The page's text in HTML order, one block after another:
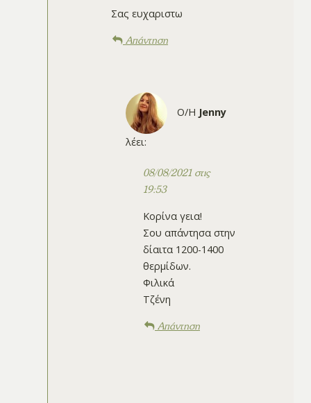
Σας ευχαριστω
Απάντηση
Ο/Η Jenny
λέει:
08/08/2021 στις
19:53
Κορίνα γεια!
Σου απάντησα στην
δίαιτα 1200-1400
θερμίδων.
Φιλικά
Τζένη
Απάντηση